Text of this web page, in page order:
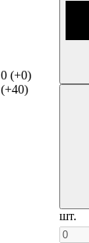
0 (+0)
(+40)
шт.